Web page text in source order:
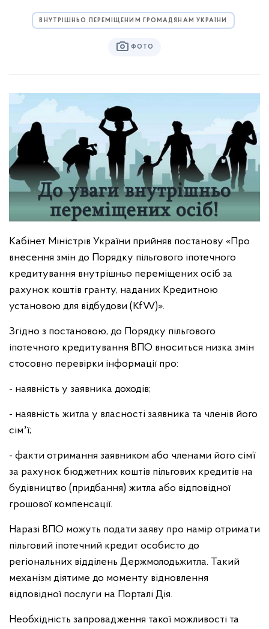
ВНУТРІШНЬО ПЕРЕМІЩЕНИМ ГРОМАДЯНАМ УКРАЇНИ
ФОТО
Кабінет Міністрів України прийняв постанову «Про
внесення змін до Порядку пільгового іпотечного
кредитування внутрішньо переміщених осіб за
рахунок коштів гранту, наданих Кредитною
установою для відбудови (KfW)».
Згідно з постановою, до Порядку пільгового
іпотечного кредитування ВПО вноситься низка змін
стосовно перевірки інформації про:
- наявність у заявника доходів;
- наявність житла у власності заявника та членів його
сімʼї;
- факти отримання заявником або членами його сім’ї
за рахунок бюджетних коштів пільгових кредитів на
будівництво (придбання) житла або відповідної
грошової компенсації.
Наразі ВПО можуть подати заяву про намір отримати
пільговий іпотечний кредит особисто до
регіональних відділень Держмолодьжитла. Такий
механізм діятиме до моменту відновлення
відповідної послуги на Порталі Дія.
Необхідність запровадження такої можливості та